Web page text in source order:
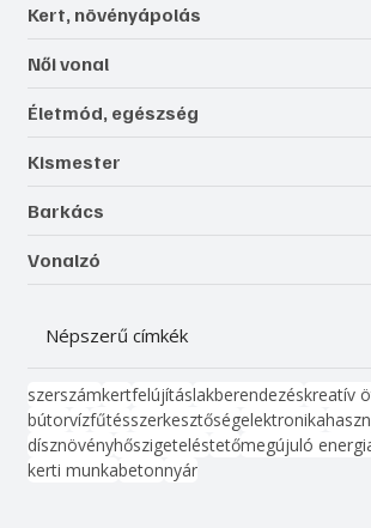
Kert, növényápolás
Női vonal
Életmód, egészség
Kismester
Barkács
Vonalzó
Népszerű címkék
szerszámkertfelújításlakberendezéskreatív
bútorvízfűtésszerkesztőségelektronika
dísznövényhőszigeteléstetőmegújuló
kerti munkabetonnyár